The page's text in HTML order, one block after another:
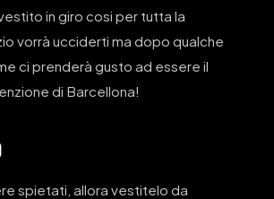
in giro cosi per tutta la
vorrà ucciderti ma dopo qualche
ci prenderà gusto ad essere il
di Barcellona!
spietati, allora vestitelo da